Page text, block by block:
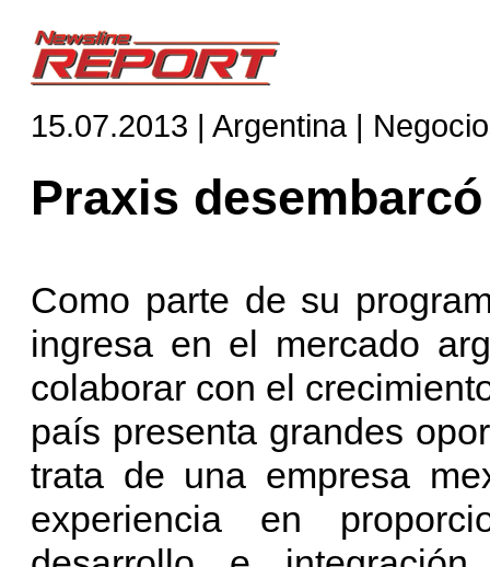
15.07.2013 | Argentina |
Praxis
Como parte de su
ingresa en el mercado
colaborar con el
país presenta grandes
trata de una empresa
experiencia en